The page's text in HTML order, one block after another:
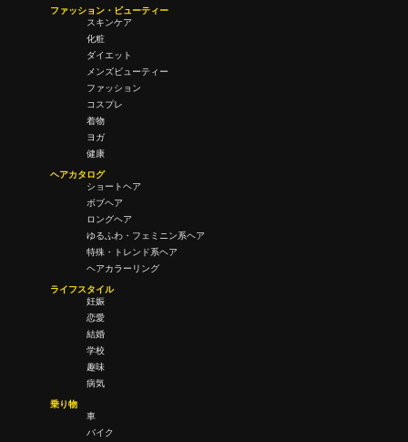
ファッション・ビューティー
スキンケア
化粧
ダイエット
メンズビューティー
ファッション
コスプレ
着物
ヨガ
健康
ヘアカタログ
ショートヘア
ボブヘア
ロングヘア
ゆるふわ・フェミニン系ヘア
特殊・トレンド系ヘア
ヘアカラーリング
ライフスタイル
妊娠
恋愛
結婚
学校
趣味
病気
乗り物
車
バイク